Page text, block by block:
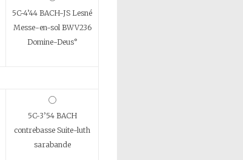
5C-4’44 BACH-JS Lesné
Messe-en-sol BWV236
Domine-Deus°
5C-3’54 BACH
contrebasse Suite-luth
sarabande